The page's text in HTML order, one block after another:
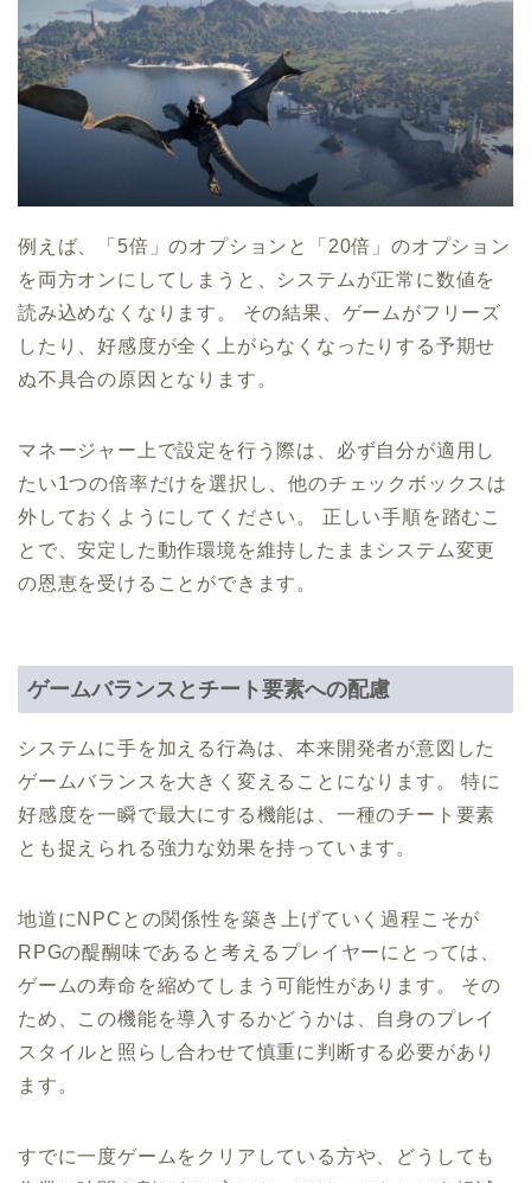
例えば、「5倍」のオプションと「20倍」のオプション
を両方オンにしてしまうと、システムが正常に数値を
読み込めなくなります。 その結果、ゲームがフリーズ
したり、好感度が全く上がらなくなったりする予期せ
ぬ不具合の原因となります。
マネージャー上で設定を行う際は、必ず自分が適用し
たい1つの倍率だけを選択し、他のチェックボックスは
外しておくようにしてください。 正しい手順を踏むこ
とで、安定した動作環境を維持したままシステム変更
の恩恵を受けることができます。
ゲームバランスとチート要素への配慮
システムに手を加える行為は、本来開発者が意図した
ゲームバランスを大きく変えることになります。 特に
好感度を一瞬で最大にする機能は、一種のチート要素
とも捉えられる強力な効果を持っています。
地道にNPCとの関係性を築き上げていく過程こそが
RPGの醍醐味であると考えるプレイヤーにとっては、
ゲームの寿命を縮めてしまう可能性があります。 その
ため、この機能を導入するかどうかは、自身のプレイ
スタイルと照らし合わせて慎重に判断する必要があり
ます。
すでに一度ゲームをクリアしている方や、どうしても